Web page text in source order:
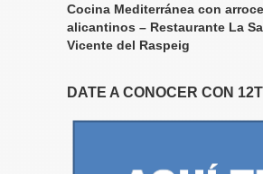
Cocina Mediterránea con
alicantinos – Restaurante La
Vicente del Raspeig
DATE A CONOCER CON